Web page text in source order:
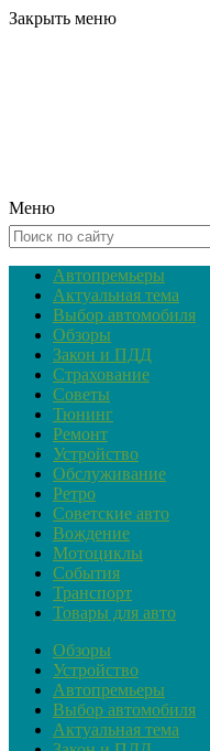
Закрыть меню
Меню
Автопремьеры
Актуальная тема
Выбор автомобиля
Обзоры
Закон и ПДД
Страхование
Советы
Тюнинг
Ремонт
Устройство
Обслуживание
Ретро
Советские авто
Вождение
Мотоциклы
События
Транспорт
Товары для авто
Обзоры
Устройство
Автопремьеры
Выбор автомобиля
Актуальная тема